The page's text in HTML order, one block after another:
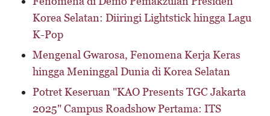
Korea Selatan: Diiringi Lightstick hingga Lagu
K-Pop
Mengenal Gwarosa, Fenomena Kerja Keras
hingga Meninggal Dunia di Korea Selatan
Potret Keseruan "KAO Presents TGC Jakarta
2025" Campus Roadshow Pertama: ITS